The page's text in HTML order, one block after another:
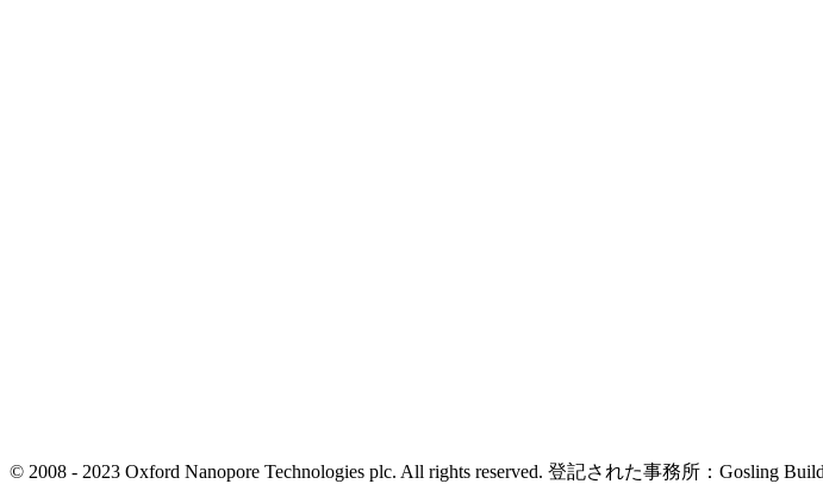
© 2008 - 2023 Oxford Nanopore Technologies plc. All rights reserved. 登記された事務所：Gosling